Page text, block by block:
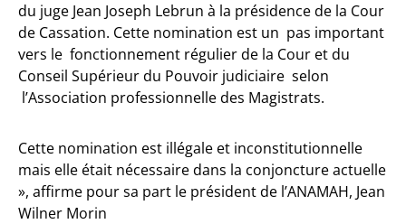
du juge Jean Joseph Lebrun à la présidence de la Cour
de Cassation. Cette nomination est un pas important
vers le fonctionnement régulier de la Cour et du
Conseil Supérieur du Pouvoir judiciaire selon
l’Association professionnelle des Magistrats.
Cette nomination est illégale et inconstitutionnelle
mais elle était nécessaire dans la conjoncture actuelle
», affirme pour sa part le président de l’ANAMAH, Jean
Wilner Morin